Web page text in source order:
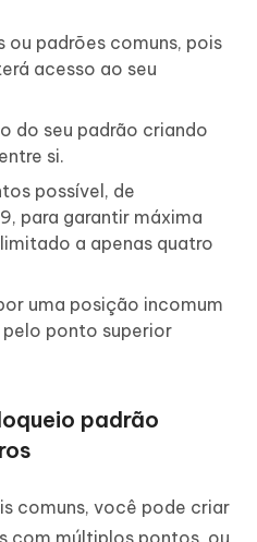
ou padrões comuns, pois
acesso ao seu
do seu padrão criando
si.
possível, de
para garantir máxima
a apenas quatro
uma posição incomum
ponto superior
padrão
comuns, você pode criar
com múltiplos pontos, ou